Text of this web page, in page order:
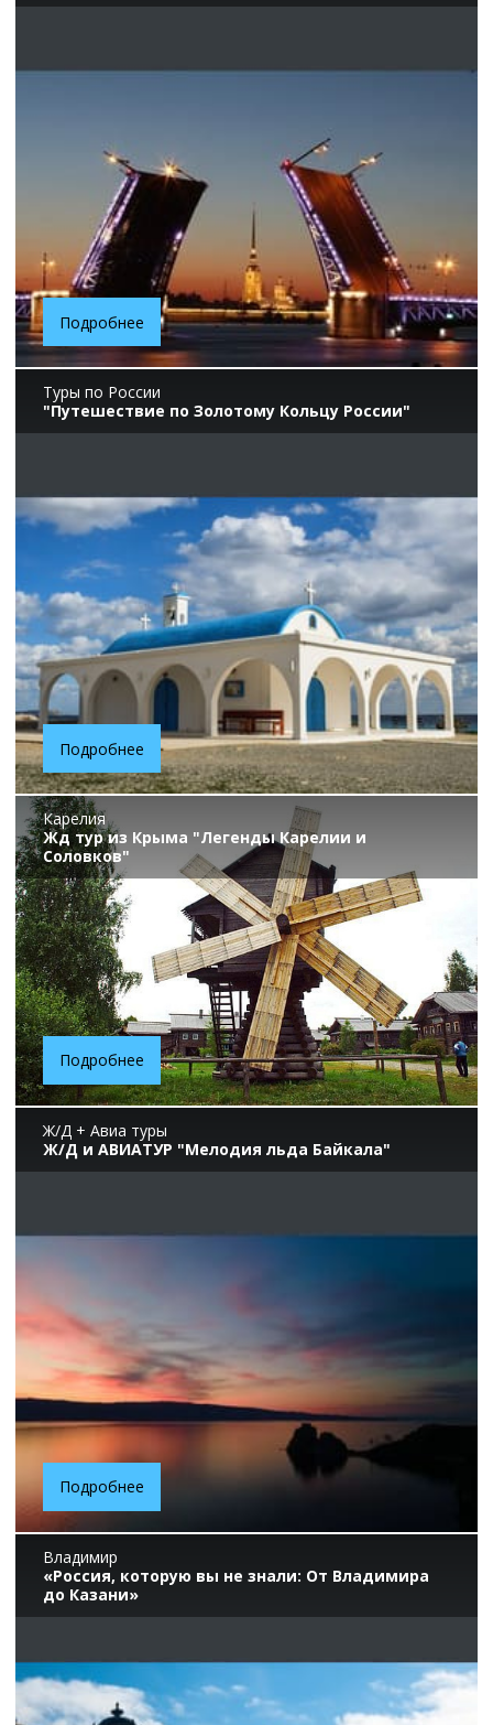
Подробнее
Туры по России
"Путешествие по Золотому Кольцу России"
Подробнее
Карелия
Жд тур из Крыма "Легенды Карелии и
Соловков"
Подробнее
Ж/Д + Авиа туры
Ж/Д и АВИАТУР "Мелодия льда Байкала"
Подробнее
Владимир
«Россия, которую вы не знали: От Владимира
до Казани»